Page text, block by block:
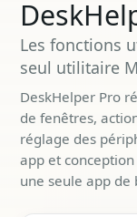
Les fonctions
seul utilitaire
DeskHelper Pro
de fenêtres,
réglage des
app et
une seule app de